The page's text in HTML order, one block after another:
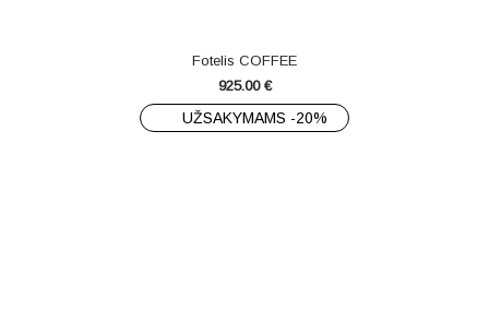
Fotelis COFFEE
925.00 €
UŽSAKYMAMS -20%